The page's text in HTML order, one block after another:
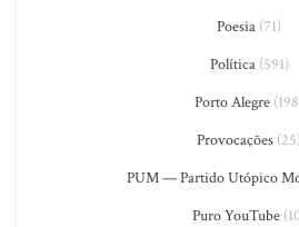
Poesia (71)
Política(591)
Porto Alegre
Provocações
PUM — Partido Utópico
Puro YouTube